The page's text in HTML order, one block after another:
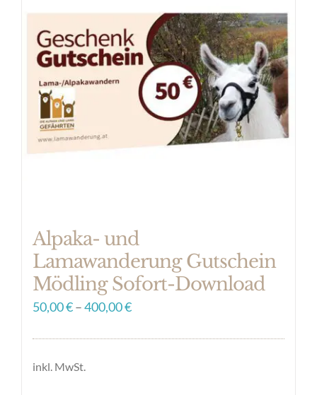
Alpaka- und
Lamawanderung Gutschein
Mödling Sofort-Download
50,00€–400,00€
inkl. MwSt.